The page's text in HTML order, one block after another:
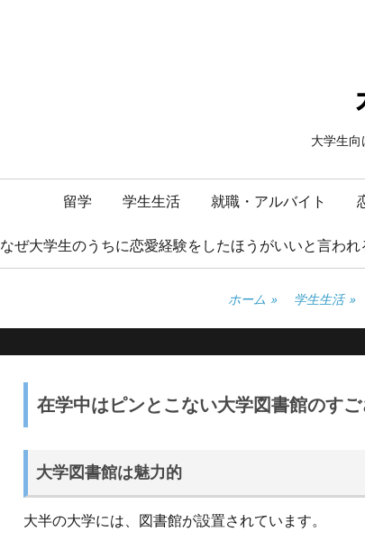
大学生
留学 学生生活 就職・アルバイト
なぜ大学生のうちに恋愛経験をしたほうがいいと言われ
ホーム » 学生生活 »
在学中はピンとこない大学図書館のすご
大学図書館は魅力的
大半の大学には、図書館が設置されています。